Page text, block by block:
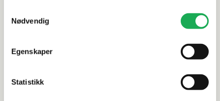
Nødvendig
Egenskaper
Statistikk
På lager i 3 butikker
På lager i 1 butikk
-30%